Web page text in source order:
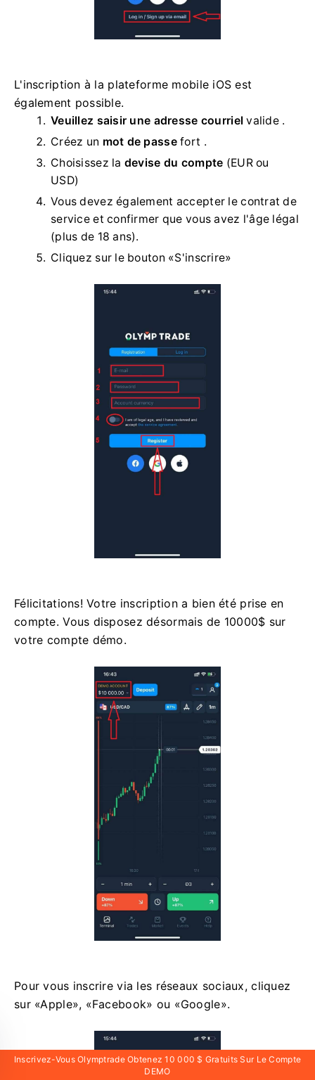
L'inscription à la plateforme mobile iOS est
également possible.
Veuillez saisir une adresse courriel valide .
Créez un mot de passefort .
Choisissez la devise du compte (EUR ou
USD)
Vous devez également accepter le contrat de
service et confirmer que vous avez l'âge légal
(plus de 18 ans).
Cliquez sur le bouton «S'inscrire»
Félicitations! Votre inscription a bien été prise en
compte. Vous disposez désormais de 10000$ sur
votre compte démo.
Pour vous inscrire via les réseaux sociaux, cliquez
sur «Apple», «Facebook» ou «Google».
Inscrivez-Vous Olymptrade Obtenez 10 000 $ Gratuits Sur Le Compte
DEMO